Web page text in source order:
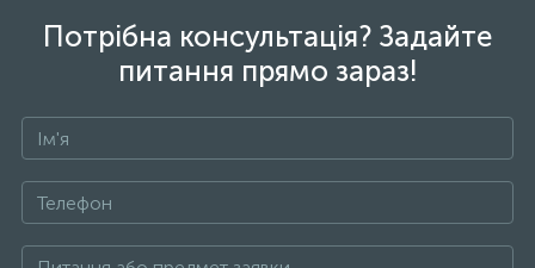
Потрібна консультація? Задайте
питання прямо зараз!